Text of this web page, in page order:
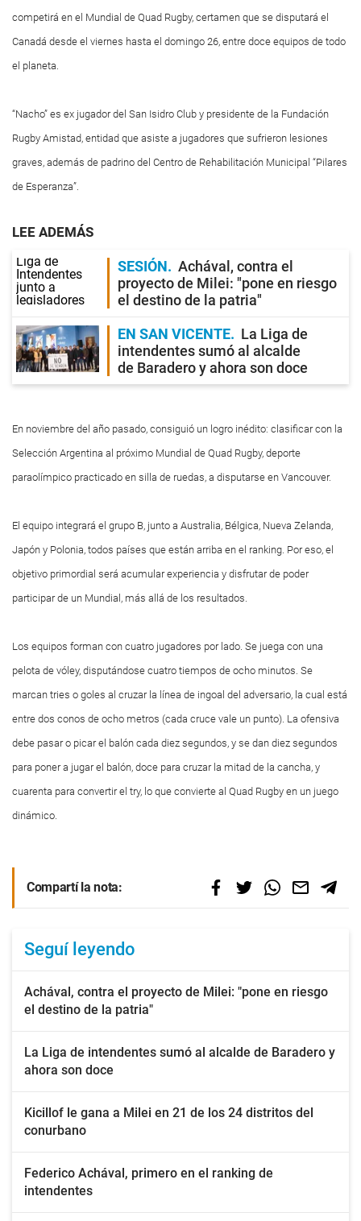
competirá en el Mundial de Quad Rugby, certamen que se disputará el
Canadá desde el viernes hasta el domingo 26, entre doce equipos de todo
el planeta.
“Nacho” es ex jugador del San Isidro Club y presidente de la Fundación
Rugby Amistad, entidad que asiste a jugadores que sufrieron lesiones
graves, además de padrino del Centro de Rehabilitación Municipal “Pilares
de Esperanza”.
LEE ADEMÁS
SESIÓN
Achával, contra el
proyecto de Milei: "pone en riesgo
el destino de la patria"
EN SAN VICENTE
La Liga de
intendentes sumó al alcalde
de Baradero y ahora son doce
En noviembre del año pasado, consiguió un logro inédito: clasificar con la
Selección Argentina al próximo Mundial de Quad Rugby, deporte
paraolímpico practicado en silla de ruedas, a disputarse en Vancouver.
El equipo integrará el grupo B, junto a Australia, Bélgica, Nueva Zelanda,
Japón y Polonia, todos países que están arriba en el ranking. Por eso, el
objetivo primordial será acumular experiencia y disfrutar de poder
participar de un Mundial, más allá de los resultados.
Los equipos forman con cuatro jugadores por lado. Se juega con una
pelota de vóley, disputándose cuatro tiempos de ocho minutos. Se
marcan tries o goles al cruzar la línea de ingoal del adversario, la cual está
entre dos conos de ocho metros (cada cruce vale un punto). La ofensiva
debe pasar o picar el balón cada diez segundos, y se dan diez segundos
para poner a jugar el balón, doce para cruzar la mitad de la cancha, y
cuarenta para convertir el try, lo que convierte al Quad Rugby en un juego
dinámico.
Compartí la nota:
Seguí leyendo
Achával, contra el proyecto de Milei: "pone en riesgo
el destino de la patria"
La Liga de intendentes sumó al alcalde de Baradero y
ahora son doce
Kicillof le gana a Milei en 21 de los 24 distritos del
conurbano
Federico Achával, primero en el ranking de
intendentes